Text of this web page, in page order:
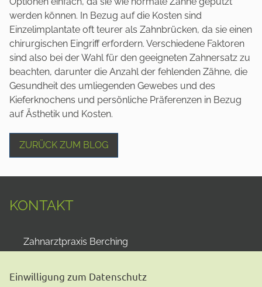
werden können. In Bezug auf die Kosten sind
Einzelimplantate oft teurer als Zahnbrücken, da sie einen
chirurgischen Eingriff erfordern. Verschiedene Faktoren
sind also bei der Wahl für den geeigneten Zahnersatz zu
beachten, darunter die Anzahl der fehlenden Zähne, die
Gesundheit des umliegenden Gewebes und des
Kieferknochens und persönliche Präferenzen in Bezug
auf Ästhetik und Kosten.
ZURÜCK ZUM BLOG
KONTAKT
Zahnarztpraxis Berching
92334 Berching
Einwilligung zum Datenschutz